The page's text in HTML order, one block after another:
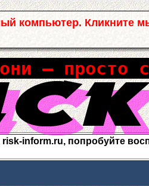
компьютер. Кликните
– просто
inform.ru, попробуйте